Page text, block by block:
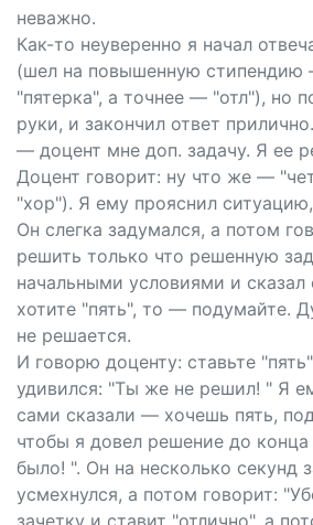
неважно.
Как-то неуверенно я начал
(шел на повышенную стипендию
"пятерка", а точнее — "отл"), но
руки, и закончил ответ
— доцент мне доп. задачу. Я ее
Доцент говорит: ну что же —
"хор"). Я ему прояснил
Он слегка задумался, а потом
решить только что решенную
начальными условиями и сказал
хотите "пять", то — подумайте.
не решается.
И говорю доценту: ставьте
удивился: "Ты же не решил! " Я
сами сказали — хочешь пять,
чтобы я довел решение до конца
было! ". Он на несколько секунд
усмехнулся, а потом говорит:
зачетку и ставит "отлично", а